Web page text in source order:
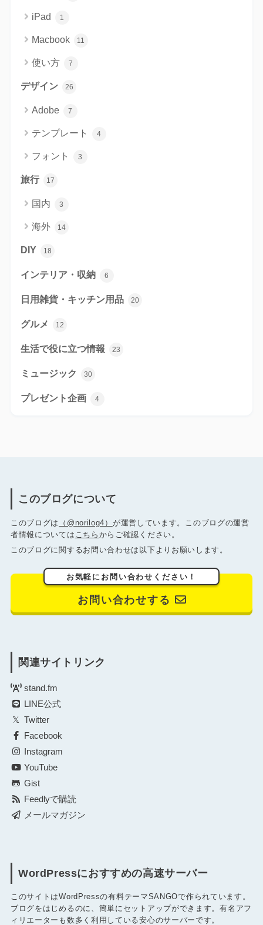
iPad 1
Macbook 11
使い方 7
デザイン 26
Adobe 7
テンプレート 4
フォント 3
旅行 17
国内 3
海外 14
DIY 18
インテリア・収納 6
日用雑貨・キッチン用品 20
グルメ 12
生活で役に立つ情報 23
ミュージック 30
プレゼント企画 4
このブログについて
このブログは （@norilog4） が運営しています。このブログの運営
者情報については こちら からご確認ください。
このブログに関するお問い合わせは以下よりお願いします。
お気軽にお問い合わせください！
お問い合わせする
関連サイトリンク
stand.fm
LINE公式
Twitter
Facebook
Instagram
YouTube
Gist
Feedlyで購読
メールマガジン
WordPressにおすすめの高速サーバー
このサイトはWordPressの有料テーマSANGOで作られています。
ブログをはじめるのに、簡単にセットアップができます。有名アフ
ィリエーターも数多く利用している安心のサーバーです。